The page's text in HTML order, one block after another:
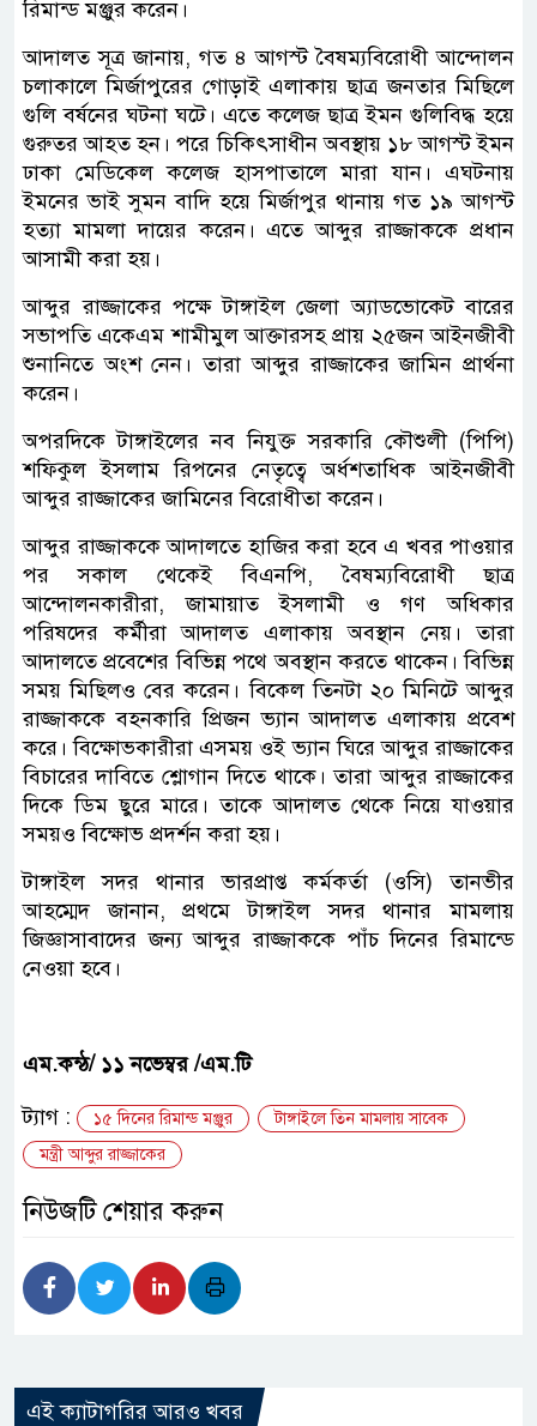
রিমান্ড মঞ্জুর করেন।
আদালত সূত্র জানায়, গত ৪ আগস্ট বৈষম্যবিরোধী আন্দোলন
চলাকালে মির্জাপুরের গোড়াই এলাকায় ছাত্র জনতার মিছিলে
গুলি বর্ষনের ঘটনা ঘটে। এতে কলেজ ছাত্র ইমন গুলিবিদ্ধ হয়ে
গুরুতর আহত হন। পরে চিকিৎসাধীন অবস্থায় ১৮ আগস্ট ইমন
ঢাকা মেডিকেল কলেজ হাসপাতালে মারা যান। এঘটনায়
ইমনের ভাই সুমন বাদি হয়ে মির্জাপুর থানায় গত ১৯ আগস্ট
হত্যা মামলা দায়ের করেন। এতে আব্দুর রাজ্জাককে প্রধান
আসামী করা হয়।
আব্দুর রাজ্জাকের পক্ষে টাঙ্গাইল জেলা অ্যাডভোকেট বারের
সভাপতি একেএম শামীমুল আক্তারসহ প্রায় ২৫জন আইনজীবী
শুনানিতে অংশ নেন। তারা আব্দুর রাজ্জাকের জামিন প্রার্থনা
করেন।
অপরদিকে টাঙ্গাইলের নব নিযুক্ত সরকারি কৌশুলী (পিপি)
শফিকুল ইসলাম রিপনের নেতৃত্বে অর্ধশতাধিক আইনজীবী
আব্দুর রাজ্জাকের জামিনের বিরোধীতা করেন।
আব্দুর রাজ্জাককে আদালতে হাজির করা হবে এ খবর পাওয়ার
পর সকাল থেকেই বিএনপি, বৈষম্যবিরোধী ছাত্র
আন্দোলনকারীরা, জামায়াত ইসলামী ও গণ অধিকার
পরিষদের কর্মীরা আদালত এলাকায় অবস্থান নেয়। তারা
আদালতে প্রবেশের বিভিন্ন পথে অবস্থান করতে থাকেন। বিভিন্ন
সময় মিছিলও বের করেন। বিকেল তিনটা ২০ মিনিটে আব্দুর
রাজ্জাককে বহনকারি প্রিজন ভ্যান আদালত এলাকায় প্রবেশ
করে। বিক্ষোভকারীরা এসময় ওই ভ্যান ঘিরে আব্দুর রাজ্জাকের
বিচারের দাবিতে শ্লোগান দিতে থাকে। তারা আব্দুর রাজ্জাকের
দিকে ডিম ছুরে মারে। তাকে আদালত থেকে নিয়ে যাওয়ার
সময়ও বিক্ষোভ প্রদর্শন করা হয়।
টাঙ্গাইল সদর থানার ভারপ্রাপ্ত কর্মকর্তা (ওসি) তানভীর
আহম্মেদ জানান, প্রথমে টাঙ্গাইল সদর থানার মামলায়
জিজ্ঞাসাবাদের জন্য আব্দুর রাজ্জাককে পাঁচ দিনের রিমান্ডে
নেওয়া হবে।
এম.কন্ঠ/ ১১ নভেম্বর /এম.টি
ট্যাগ :
১৫ দিনের রিমান্ড মঞ্জুর
টাঙ্গাইলে তিন মামলায় সাবেক
মন্ত্রী আব্দুর রাজ্জাকের
নিউজটি শেয়ার করুন
এই ক্যাটাগরির আরও খবর